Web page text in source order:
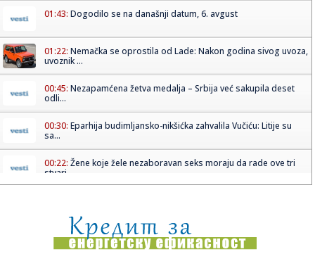
01:43: Dogodilo se na današnji datum, 6. avgust
01:22: Nemačka se oprostila od Lade: Nakon godina sivog uvoza,
uvoznik ...
00:45: Nezapamćena žetva medalja – Srbija već sakupila deset
odli...
00:30: Eparhija budimljansko-nikšićka zahvalila Vučiću: Litije su
sa...
00:22: Žene koje žele nezaboravan seks moraju da rade ove tri
stvari
00:15:Drama na plaži u Italiji! Doktorka iz Beograda pritrčala
turist...